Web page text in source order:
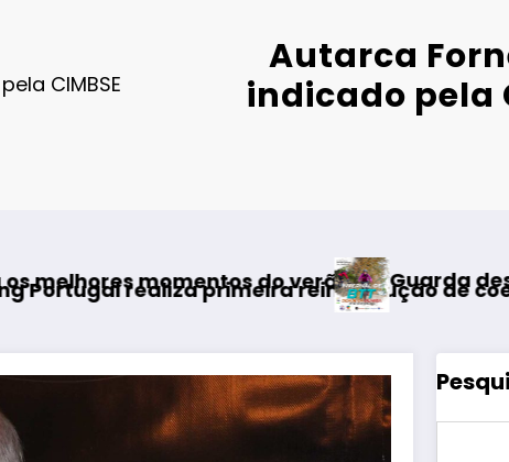
CIMBSE
Autarca
indicado pela
verão
reintrodução de coelho-bravo em área
Guarda desafia amantes do BTT